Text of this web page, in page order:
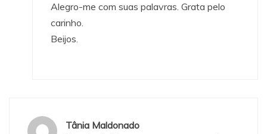
Alegro-me com suas palavras. Grata pelo
carinho.
Beijos.
Tânia Maldonado